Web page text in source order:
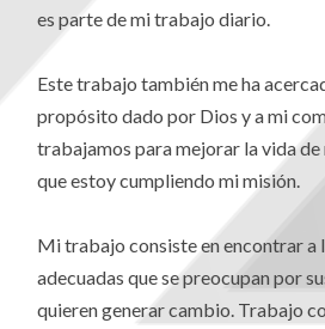
es parte de mi trabajo diario.
Este trabajo también me ha
propósito dado por Dios y a mi
trabajamos para mejorar la vida
que estoy cumpliendo mi misión.
Mi trabajo consiste en encontrar a
adecuadas que se preocupan por
quieren generar cambio. Trabajo